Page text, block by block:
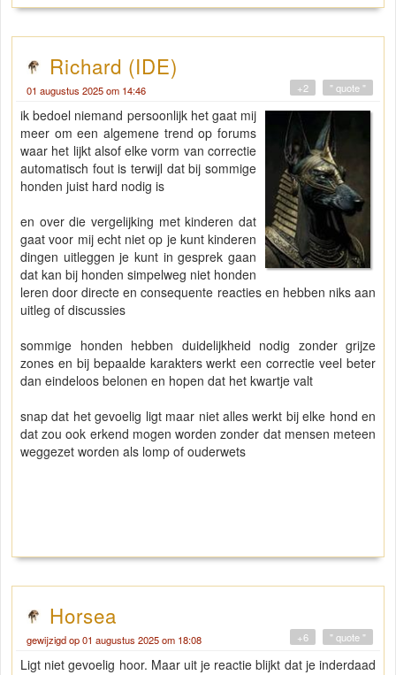
Richard (IDE)
01 augustus 2025 om 14:46 " quote "
+2
ik bedoel niemand persoonlijk het gaat mij
meer om een algemene trend op forums
waar het lijkt alsof elke vorm van correctie
automatisch fout is terwijl dat bij sommige
honden juist hard nodig is
en over die vergelijking met kinderen dat
gaat voor mij echt niet op je kunt kinderen
dingen uitleggen je kunt in gesprek gaan
dat kan bij honden simpelweg niet honden
leren door directe en consequente reacties en hebben niks aan
uitleg of discussies
sommige honden hebben duidelijkheid nodig zonder grijze
zones en bij bepaalde karakters werkt een correctie veel beter
dan eindeloos belonen en hopen dat het kwartje valt
snap dat het gevoelig ligt maar niet alles werkt bij elke hond en
dat zou ook erkend mogen worden zonder dat mensen meteen
weggezet worden als lomp of ouderwets
Horsea
gewijzigd op 01 augustus 2025 om 18:08 " quote "
+6
Ligt niet gevoelig hoor. Maar uit je reactie blijkt dat je inderdaad